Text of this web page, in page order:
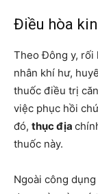
Điều hòa
Theo Đông y, rối
nhân khí hư,
thuốc điều trị
việc phục hồi
đó, thục địa
thuốc này.
Ngoài công